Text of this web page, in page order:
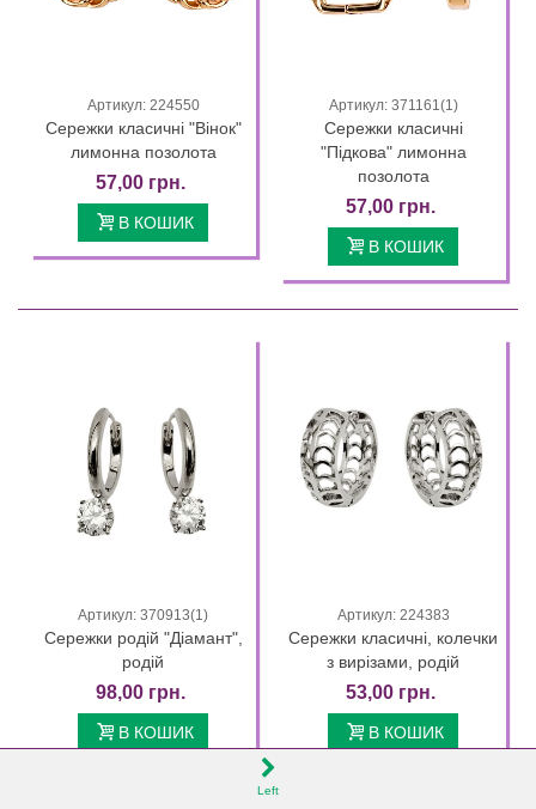
Артикул: 224550
Сережки класичні "Вінок"
лимонна позолота
57,00 грн.
В КОШИК
Артикул: 371161(1)
Сережки класичні
"Підкова" лимонна
позолота
57,00 грн.
В КОШИК
Артикул: 370913(1)
Сережки родій "Діамант",
родій
98,00 грн.
В КОШИК
Артикул: 224383
Сережки класичні, колечки
з вирізами, родій
53,00 грн.
В КОШИК
Left